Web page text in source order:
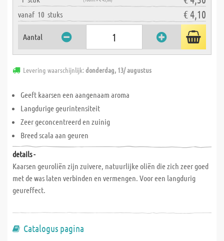
vanaf 10 stuks € 4,10
Aantal
Levering waarschijnlijk:donderdag, 13/ augustus
Geeft kaarsen een aangenaam aroma
Langdurige geurintensiteit
Zeer geconcentreerd en zuinig
Breed scala aan geuren
details -
Kaarsen geuroliën zijn zuivere, natuurlijke oliën die zich zeer goed
met de was laten verbinden en vermengen. Voor een langdurig
geureffect.
Catalogus pagina